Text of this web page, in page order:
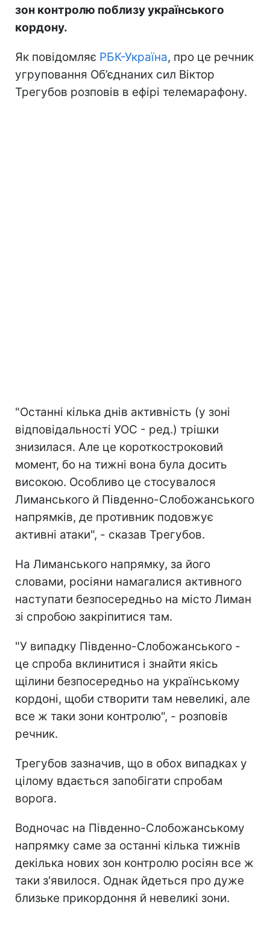
зон контролю поблизу українського
кордону.
Як повідомляє РБК-Україна, про це речник
угруповання Об’єднаних сил Віктор
Трегубов розповів в ефірі телемарафону.
"Останні кілька днів активність (у зоні
відповідальності УОС - ред.) трішки
знизилася. Але це короткостроковий
момент, бо на тижні вона була досить
високою. Особливо це стосувалося
Лиманського й Південно-Слобожанського
напрямків, де противник подовжує
активні атаки", - сказав Трегубов.
На Лиманського напрямку, за його
словами, росіяни намагалися активного
наступати безпосередньо на місто Лиман
зі спробою закріпитися там.
"У випадку Південно-Слобожанського -
це спроба вклинитися і знайти якісь
щілини безпосередньо на українському
кордоні, щоби створити там невеликі, але
все ж таки зони контролю", - розповів
речник.
Трегубов зазначив, що в обох випадках у
цілому вдається запобігати спробам
ворога.
Водночас на Південно-Слобожанському
напрямку саме за останні кілька тижнів
декілька нових зон контролю росіян все ж
таки з'явилося. Однак йдеться про дуже
близьке прикордоння й невеликі зони.